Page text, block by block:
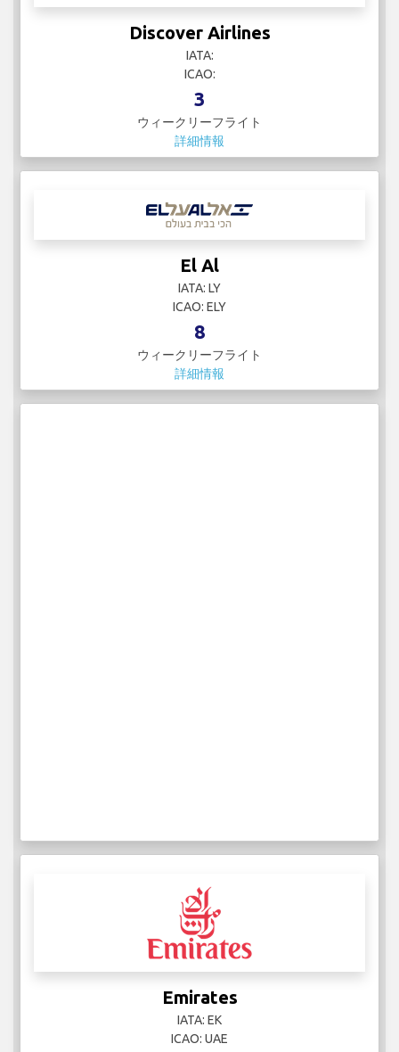
Discover Airlines
IATA:
ICAO:
3
ウィークリーフライト
詳細情報
El Al
IATA: LY
ICAO: ELY
8
ウィークリーフライト
詳細情報
Emirates
IATA: EK
ICAO: UAE